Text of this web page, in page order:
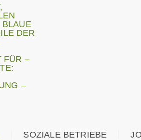
SOZIALE BETRIEBE